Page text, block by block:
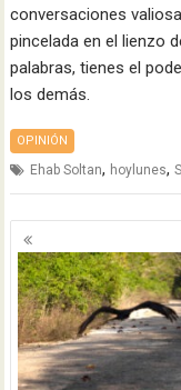
conversaciones
pincelada en el lienzo
palabras, tienes el
los demás.
OPINIÓN
Ehab Soltan, hoylunes,
Navegación
de
entradas